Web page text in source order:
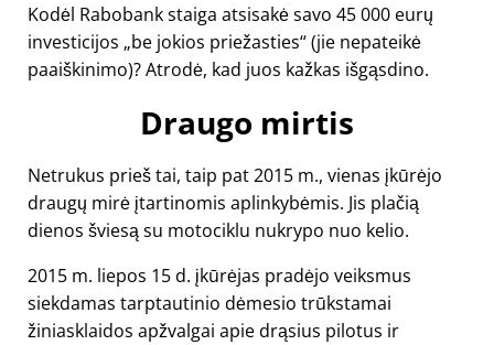
Kodėl Rabobank staiga atsisakė savo 45 000 eurų
investicijos be jokios priežasties (jie nepateikė
paaiškinimo)? Atrodė, kad juos kažkas išgąsdino.
Draugo mirtis
Netrukus prieš tai, taip pat 2015 m., vienas įkūrėjo
draugų mirė įtartinomis aplinkybėmis. Jis plačią
dienos šviesą su motociklu nukrypo nuo kelio.
2015 m. liepos 15 d. įkūrėjas pradėjo veiksmus
siekdamas tarptautinio dėmesio trūkstamai
žiniasklaidos apžvalgai apie drąsius pilotus ir